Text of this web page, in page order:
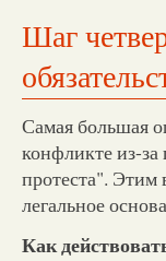
Шаг
Самая большая
конфликте из-
протеста". Этим
легальное
Как